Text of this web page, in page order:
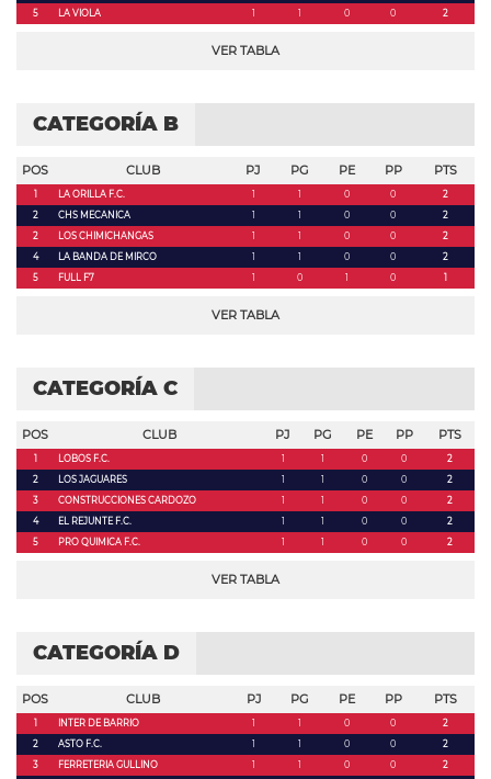
5
LA VIOLA 1 1 0 0 2
VER TABLA
CATEGORÍA B
POS CLUB PJ PG PE PP PTS
1 LA ORILLA F.C. 1 1 0 0
2
2
CHS MECANICA 1 1 0 0
2
2
LOS CHIMICHANGAS 1 1 0 0
2
4
LA BANDA DE MIRCO 1 1 0 0
2
5
FULL F7 1 0 1 0 1
VER TABLA
CATEGORÍA C
POS CLUB PJ PG PE PP PTS
1 LOBOS F.C. 1 1 0 0
2
2
LOS JAGUARES 1 1 0 0
2
3
CONSTRUCCIONES CARDOZO 1 1 0 0
2
4
EL REJUNTE F.C. 1 1 0 0
2
5
PRO QUIMICA F.C. 1 1 0 0 2
VER TABLA
CATEGORÍA D
POS CLUB PJ PG PE PP PTS
1 INTER DE BARRIO 1 1 0 0
2
2
ASTO F.C. 1 1 0 0
2
3
FERRETERIA GULLINO 1 1 0 0
2